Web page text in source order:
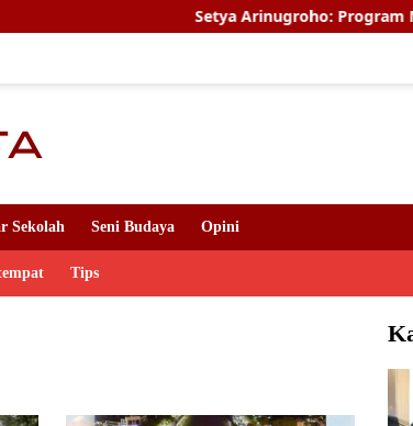
Setya Arinugroho: Program Magang
Sekolah Seni Budaya Opini
Tips